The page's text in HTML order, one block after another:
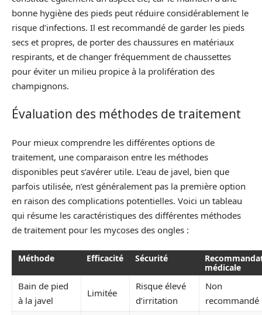
bonne hygiène des pieds peut réduire considérablement le
risque d’infections. Il est recommandé de garder les pieds
secs et propres, de porter des chaussures en matériaux
respirants, et de changer fréquemment de chaussettes
pour éviter un milieu propice à la prolifération des
champignons.
Évaluation des méthodes de traitement
Pour mieux comprendre les différentes options de
traitement, une comparaison entre les méthodes
disponibles peut s’avérer utile. L’eau de javel, bien que
parfois utilisée, n’est généralement pas la première option
en raison des complications potentielles. Voici un tableau
qui résume les caractéristiques des différentes méthodes
de traitement pour les mycoses des ongles :
Méthode Efficacité Sécurité
médicale
Bain de pied
à la javel
Limitée
Risque élevé
d’irritation
Non
recommandé